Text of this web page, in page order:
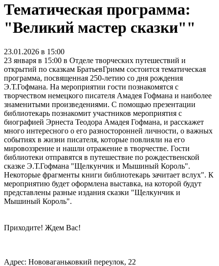
Тематическая программа:
"Великий мастер сказки""
23.01.2026 в 15:00
23 января в 15:00 в Отделе творческих путешествий и
открытий по сказкам БратьевГримм состоится тематическая
программа, посвященная 250-летию со дня рождения
Э.Т.Гофмана. На мероприятии гости познакомятся с
творчеством немецкого писателя Амадея Гофмана и наиболее
знаменитыми произведениями. С помощью презентации
библиотекарь познакомит участников мероприятия с
биографией Эрнеста Теодора Амадея Гофмана, и расскажет
много интересного о его разносторонней личности, о важных
событиях в жизни писателя, которые повлияли на его
мировоззрение и нашли отражение в творчестве. Гости
библиотеки отправятся в путешествие по рождественской
сказке Э.Т.Гофмана "Щелкунчик и Мышиный Король".
Некоторые фрагменты книги библиотекарь зачитает вслух". К
мероприятию будет оформлена выставка, на которой будут
представлены разные издания сказки "Щелкунчик и
Мышиный Король".
Приходите! Ждем Вас!
Адрес: Нововаганьковкий переулок, 22